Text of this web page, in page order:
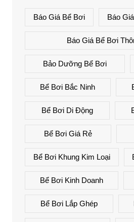
Báo Giá Bể Bơi Báo
Báo Giá Bể Bơi
Bảo Dưỡng Bể Bơi
Bể Bơi Bắc Ninh
Bể Bơi Di Động
Bể Bơi Giá Rẻ
Bể Bơi Khung Kim Loại
Bể Bơi Kinh Doanh
Bể Bơi Lắp Ghép